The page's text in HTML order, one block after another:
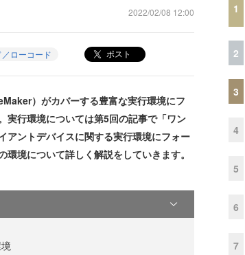
2022/02/08 12:00
／ローコード ポスト
）がカバーする豊富な実行環境にフ
実行環境については第5回の記事で「ワン
アントデバイスに関する実行環境にフォー
境について詳しく解説をしていきます。
1
2
3
4
5
6
7